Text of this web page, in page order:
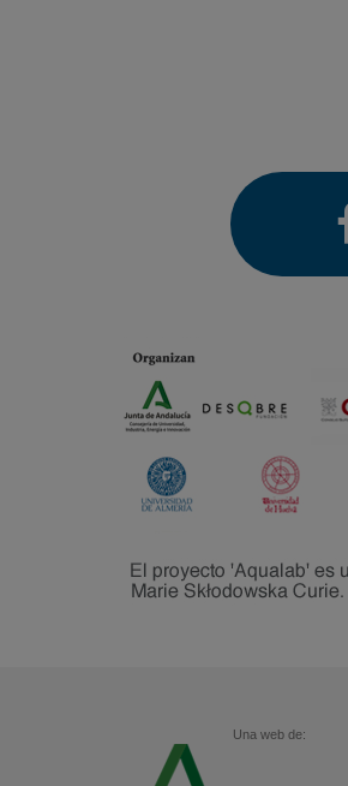
Una web de: